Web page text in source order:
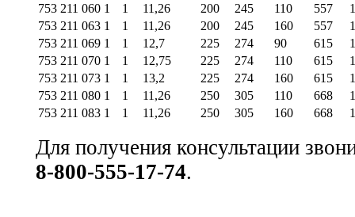
753 211 060 1 1 11,26 200 245 110 557
753 211 063 1 1 11,26 200 245 160 557
753 211 069 1 1 12,7 225 274 90 615
753 211 070 1 1 12,75 225 274 110 615
753 211 073 1 1 13,2 225 274 160 615
753 211 080 1 1 11,26 250 305 110 668
753 211 083 1 1 11,26 250 305 160 668
Для получения консультации
8-800-555-17-74.